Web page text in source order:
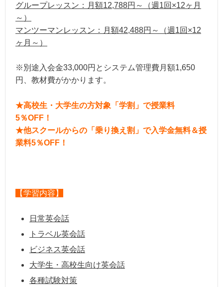
グループレッスン：月額12,788円～（週1回×12ヶ月
～）
マンツーマンレッスン：月額42,488円～（週1回×12
ヶ月～）
※別途入会金33,000円とシステム管理費月額1,650
円、教材費がかかります。
★高校生・大学生の方対象「学割」で授業料
5％OFF！
★他スクールからの「乗り換え割」で入学金無料＆授
業料5％OFF！
【学習内容】
日常英会話
トラベル英会話
ビジネス英会話
大学生・高校生向け英会話
各種試験対策